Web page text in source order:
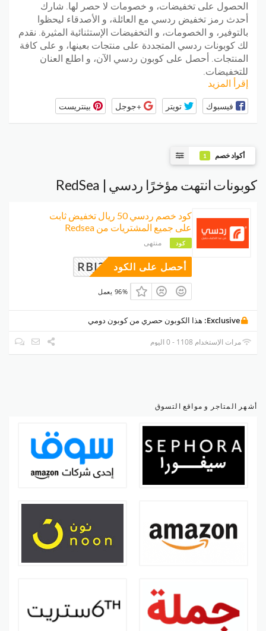
الحصول على تخفيضات، و خصومات لا حصر لها. شارك
أحدث رمز تخفيض ردسي مع العائلة، و الأصدقاء ليحظوا
بالتوفير، و الخصومات، و التخفيضات الإستثنائية المثيرة. نقدم
لك كوبونات ردسي المتجددة على منتجات بعينها، و على كافة
المنتجات. أحصل على كوبون ردسي الآن، و اطلع العنان
للتخفيضات.
إقرأ المزيد
فيسبوك تويتر +جوجل بينتريست
أكواد خصم 1
كوبونات انتهت مؤخرًا ردسي | RedSea
كود خصم ردسي 50 ريال تخفيض ثابت
على جميع المشتريات من Redsea
كود منتهى
RBJ3W7KDأحصل على الكود
96% يعمل
Exclusive: هذا الكوبون حصري من كوبون دومي
مرات الإستخدام 1108 - 0 اليوم
أشهر المتاجر و مواقع التسوق